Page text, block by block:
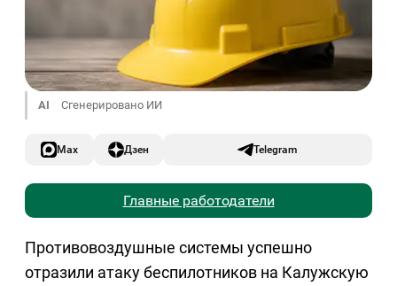
AI Сгенерировано ИИ
Max Дзен Telegram
Главные работодатели
Противовоздушные системы успешно
отразили атаку беспилотников на Калужскую